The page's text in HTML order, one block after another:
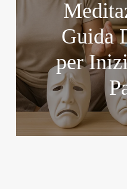
Guida
per